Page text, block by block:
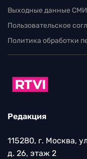
Выходные данные СМИ
Пользовательское
Политика обработки
Редакция
115280, г. Москва,
д. 26, этаж 2